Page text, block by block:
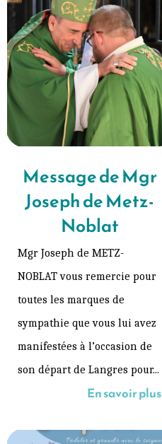
Message de Mgr
Joseph de Metz-
Noblat
Mgr Joseph de METZ-
NOBLAT vous remercie pour
toutes les marques de
sympathie que vous lui avez
manifestées à l’occasion de
son départ de Langres pour...
En savoir plus